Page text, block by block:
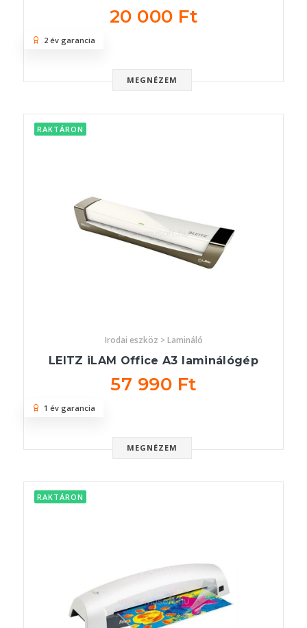
20 000 Ft
MEGNÉZEM
2 év garancia
RAKTÁRON
Irodai eszköz > Lamináló
LEITZ iLAM Office A3 laminálógép
57 990 Ft
MEGNÉZEM
1 év garancia
RAKTÁRON